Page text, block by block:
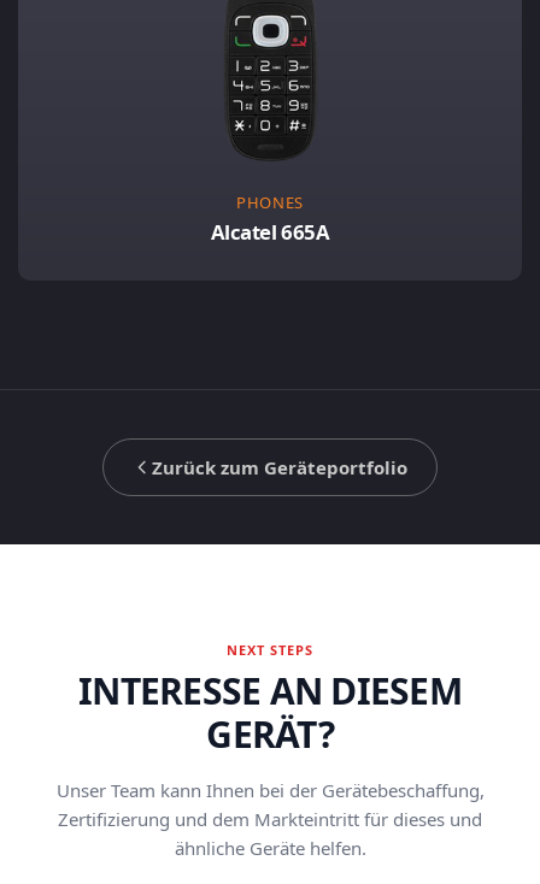
PHONES
Alcatel 665A
Zurück zum Geräteportfolio
NEXT STEPS
INTERESSE AN DIESEM
GERÄT?
Unser Team kann Ihnen bei der Gerätebeschaffung,
Zertifizierung und dem Markteintritt für dieses und
ähnliche Geräte helfen.